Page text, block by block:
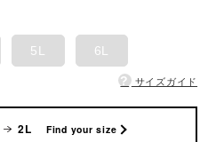
5L 6L
? サイズガイド
2L Find your size